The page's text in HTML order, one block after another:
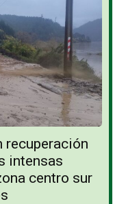
recuperación
intensas
centro sur